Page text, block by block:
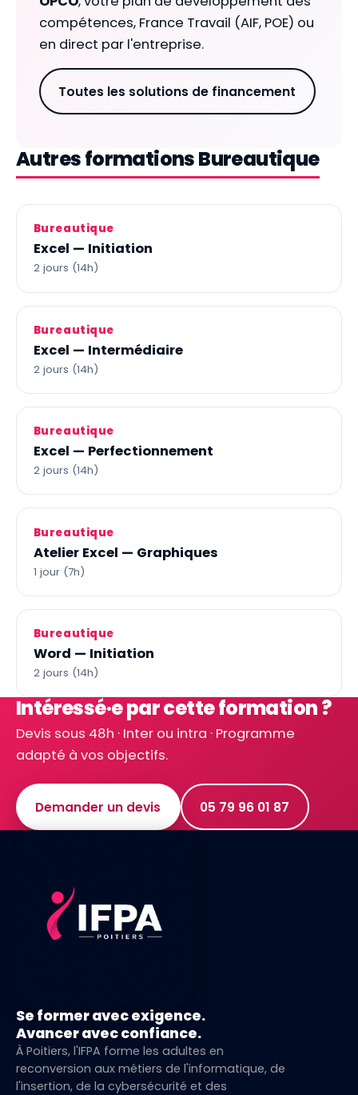
compétences, France Travail (AIF, POE) ou
en direct par l'entreprise.
Toutes les solutions de financement
Autres formations Bureautique
Bureautique
Excel — Initiation
2 jours (14h)
Bureautique
Excel — Intermédiaire
2 jours (14h)
Bureautique
Excel — Perfectionnement
2 jours (14h)
Bureautique
Atelier Excel — Graphiques
1 jour (7h)
Bureautique
Word — Initiation
2 jours (14h)
Intéressé·e par cette formation ?
Devis sous 48h · Inter ou intra · Programme
adapté à vos objectifs.
Demander un devis 05 79 96 01 87
Se former avec exigence.
Avancer avec confiance.
À Poitiers, l'IFPA forme les adultes en
reconversion aux métiers de l'informatique, de
l'insertion, de la cybersécurité et des